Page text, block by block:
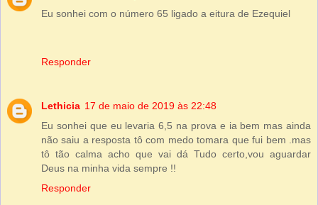
Eu sonhei com o número 65 ligado a eitura de Ezequiel
Responder
Lethicia 17 de maio de 2019 às 22:48
Eu sonhei que eu levaria 6,5 na prova e ia bem mas ainda
não saiu a resposta tô com medo tomara que fui bem .mas
tô tão calma acho que vai dá Tudo certo,vou aguardar
Deus na minha vida sempre !!
Responder